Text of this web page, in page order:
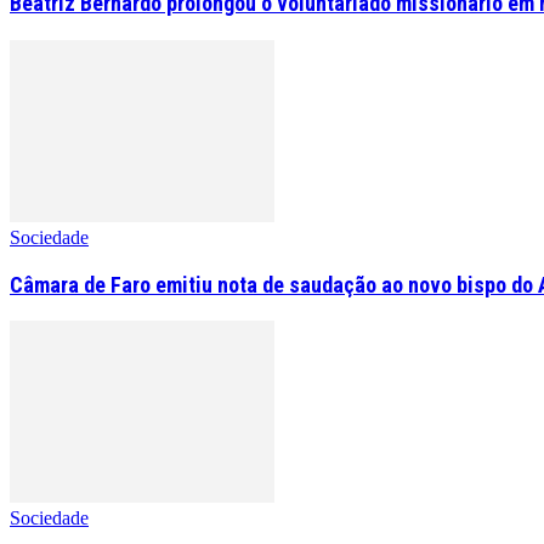
Sociedade
Câmara de Faro emitiu nota de saudação ao novo bispo do
Sociedade